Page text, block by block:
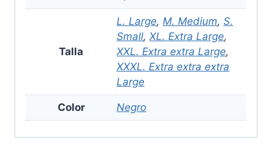
Talla
L. Large, M. Medium, S.
Small, XL. Extra Large,
XXL. Extra extra Large,
XXXL. Extra extra extra
Large
Color Negro